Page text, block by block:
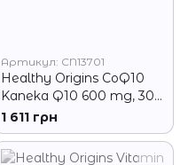
Артикул: CN13701
Healthy Origins CoQ10
Kaneka Q10 600 mg, 30
капсул
1 611 грн